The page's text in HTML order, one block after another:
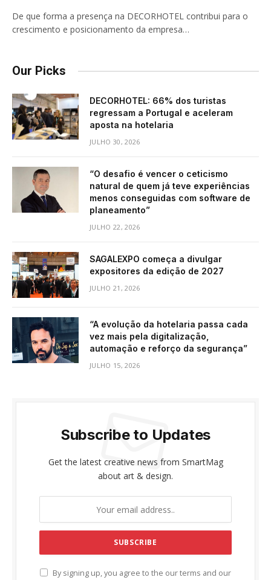
De que forma a presença na DECORHOTEL contribui para o
crescimento e posicionamento da empresa…
Our Picks
DECORHOTEL: 66% dos turistas
regressam a Portugal e aceleram
aposta na hotelaria
JULHO 30, 2026
“O desafio é vencer o ceticismo
natural de quem já teve experiências
menos conseguidas com software de
planeamento”
JULHO 22, 2026
SAGALEXPO começa a divulgar
expositores da edição de 2027
JULHO 21, 2026
“A evolução da hotelaria passa cada
vez mais pela digitalização,
automação e reforço da segurança”
JULHO 15, 2026
Subscribe to Updates
Get the latest creative news from SmartMag
about art & design.
By signing up, you agree to the our terms and our